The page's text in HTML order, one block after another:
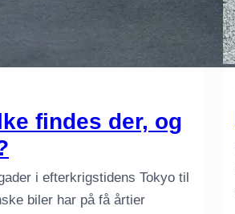
findes der, og
i efterkrigstidens Tokyo til
biler har på få årtier